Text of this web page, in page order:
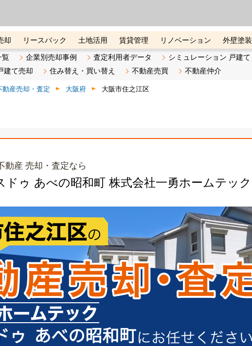
却 リースバック 土地活用 賃貸管理 リノベーション 外壁塗装
ニー オンライン講座 リビンマガジンBiz 不動産売却ご相談デスク
覧 企業別売却事例 査定利用者データ
シミュレーション 戸建て
建て売却 住み替え・買い替え 不動産売買 不動産仲介
動産売却・査定 大阪府 大阪市住之江区
動産 売却・査定なら
ドゥ あべの昭和町 株式会社一勇ホームテック